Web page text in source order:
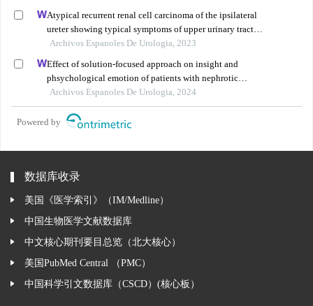
Atypical recurrent renal cell carcinoma of the ipsilateral
ureter showing typical symptoms of upper urinary tract
urothelial carcinoma: a case report and literature review
Archivos Espanoles De Urologia, 2023
Effect of solution-focused approach on insight and
phsychological emotion of patients with nephrotic
syndrome: a retrospective study from the hospital
Archivos Espanoles De Urologia, 2024
Powered by
数据库收录
美国《医学索引》（IM/Medline）
中国生物医学文献数据库
中文核心期刊要目总览（北大核心）
美国PubMed Central （PMC）
中国科学引文数据库（CSCD）(核心板）